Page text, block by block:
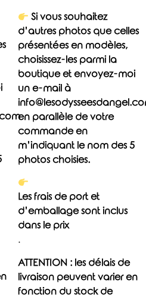
Si vous souhaitez
d’autres photos que celles
présentées en modèles,
choisissez-les parmi la
boutique et envoyez-moi
un e-mail à
en parallèle de votre
commande en
m’indiquant le nom des 5
photos choisies.
Les frais de port et
d’emballage sont inclus
dans le prix
.
ATTENTION : les délais de
livraison peuvent varier en
fonction du stock de